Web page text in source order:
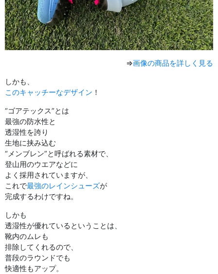
⇒画像の商品を詳しく見る
しかも、
このキャッチーなデザイン ！
“ゴアテックス”とは
最強の防水性と
透湿性を誇り
生地に挟み込む
“メンブレン”と呼ばれる素材で、
登山用のウエアなどに
よく採用されていますが、
これで最強のレインシューズが
完成するわけですね。
しかも
透湿性が優れているということは、
靴内のムレも
排除してくれるので、
普段のラウンドでも
快適性もアップ。